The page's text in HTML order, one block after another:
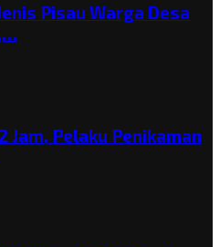
Pisau Warga Desa
Jam, Pelaku Penikaman